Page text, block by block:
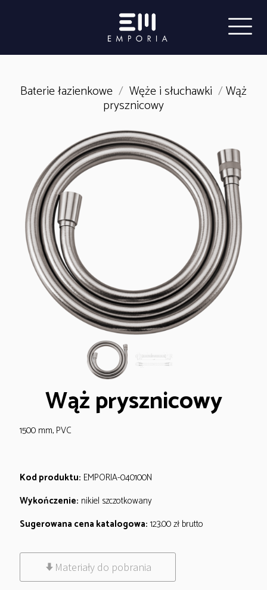
Baterie łazienkowe / Węże i słuchawki /Wąż
prysznicowy
Wąż prysznicowy
1500 mm, PVC
Kod produktu: EMPORIA-040100N
Wykończenie: nikiel szczotkowany
Sugerowana cena katalogowa: 123.00zł brutto
Materiały do pobrania